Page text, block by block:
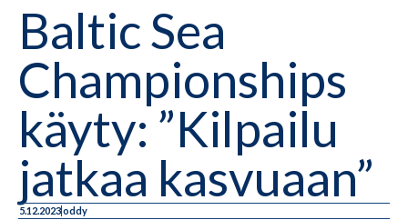
Baltic Sea
Championships
käyty: ”Kilpailu
jatkaa kasvuaan”
5.12.2023oddy